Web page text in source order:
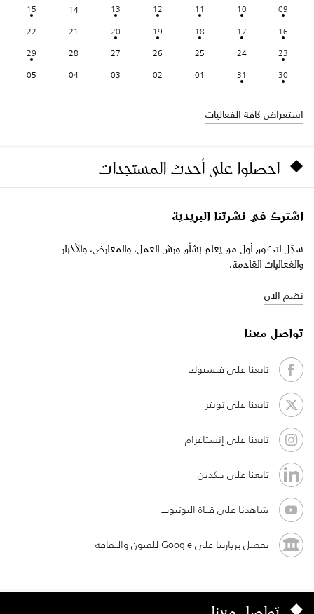
09
10
11
12
13
14
15
16
17
18
19
20
21
22
23
24
25
26
27
28
29
30
31
01
02
03
04
05
استعراض كافة الفعاليات
احصلوا على أحدث المستجدات
اشترك في نشرتنا البريدية
سجّل لتكون أول من يعلم بشأن ورش العمل، والمعارض، والأخبار
والفعاليات القادمة.
نضم الان
تواصل معنا
تابعنا على فيسبوك
تابعنا على تويتر
تابعنا على إنستاغرام
تابعنا على ينكدين
شاهدنا على قناة اليوتيوب
تفضل بزيارتنا على Google للفنون والثقافة